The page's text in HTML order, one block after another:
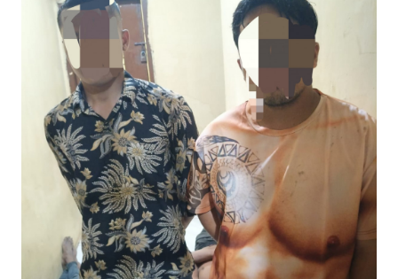
KHAS
INDEKS
BERITA
KONTAK
IKLAN